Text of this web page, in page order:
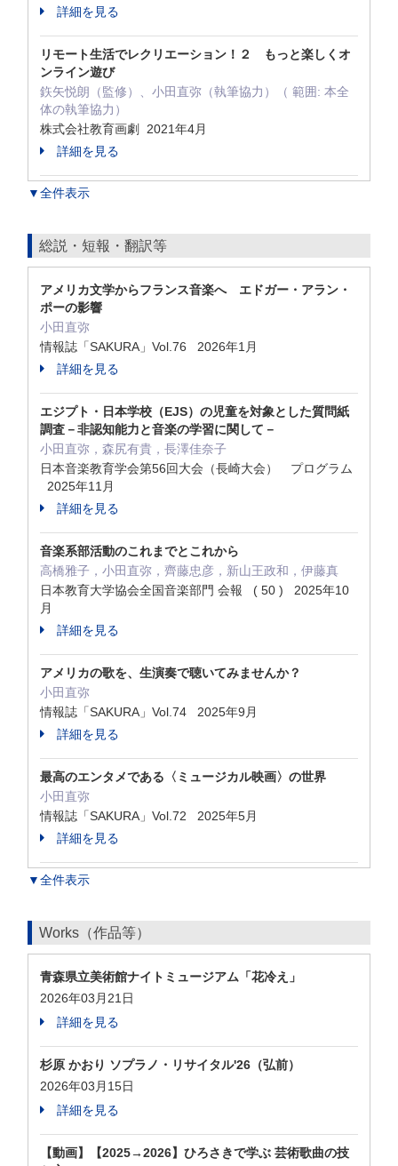
詳細を見る
リモート生活でレクリエーション！２ もっと楽しくオ
ンライン遊び
鉃矢悦朗（監修）、小田直弥（執筆協力）（ 範囲: 本全
体の執筆協力）
株式会社教育画劇 2021年4月
詳細を見る
▼全件表示
総説・短報・翻訳等
アメリカ文学からフランス音楽へ エドガー・アラン・
ポーの影響
小田直弥
情報誌「SAKURA」Vol.76 2026年1月
詳細を見る
エジプト・日本学校（EJS）の児童を対象とした質問紙
調査－非認知能力と音楽の学習に関して－
小田直弥，森尻有貴，長澤佳奈子
日本音楽教育学会第56回大会（長崎大会） プログラム
2025年11月
詳細を見る
音楽系部活動のこれまでとこれから
高橋雅子，小田直弥，齊藤忠彦，新山王政和，伊藤真
日本教育大学協会全国音楽部門 会報 ( 50 ) 2025年10
月
詳細を見る
アメリカの歌を、生演奏で聴いてみませんか？
小田直弥
情報誌「SAKURA」Vol.74 2025年9月
詳細を見る
最高のエンタメである〈ミュージカル映画〉の世界
小田直弥
情報誌「SAKURA」Vol.72 2025年5月
詳細を見る
▼全件表示
Works（作品等）
青森県立美術館ナイトミュージアム「花冷え」
2026年03月21日
詳細を見る
杉原 かおり ソプラノ・リサイタル'26（弘前）
2026年03月15日
詳細を見る
【動画】【2025→2026】ひろさきで学ぶ 芸術歌曲の技